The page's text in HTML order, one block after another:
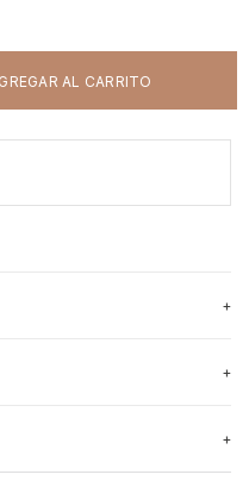
y sueños se hicieron